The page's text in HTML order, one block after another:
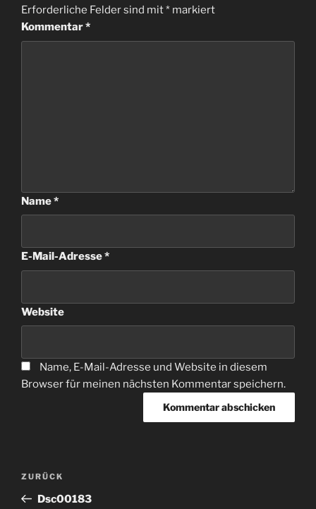
Erforderliche Felder sind mit* markiert
Kommentar*
Name*
E-Mail-Adresse*
Website
Name, E-Mail-Adresse und Website in diesem
Browser für meinen nächsten Kommentar speichern.
Beitragsnavigation
Vorheriger
Beitrag
ZURÜCK
Dsc00183